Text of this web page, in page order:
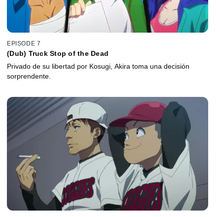
EPISODE 7
(Dub) Truck Stop of the Dead
Privado de su libertad por Kosugi, Akira toma una decisión
sorprendente.